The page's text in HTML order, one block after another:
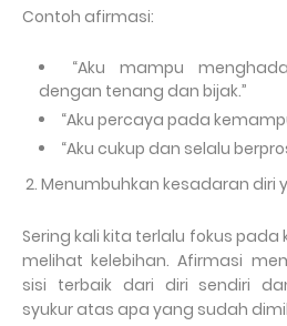
Contoh afirmasi:
“Aku mampu
dengan tenang dan bijak.”
“Aku percaya pada
“Aku cukup dan selalu
2. Menumbuhkan kesadaran diri
Sering kali kita terlalu fokus
melihat kelebihan. Afirmasi
sisi terbaik dari diri sendiri
syukur atas apa yang sudah